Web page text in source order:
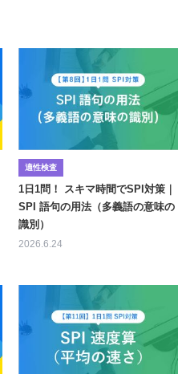
適性検査
1日1問！ スキマ時間でSPI対策｜
SPI 語句の用法（多義語の意味の
識別）
2026.6.24